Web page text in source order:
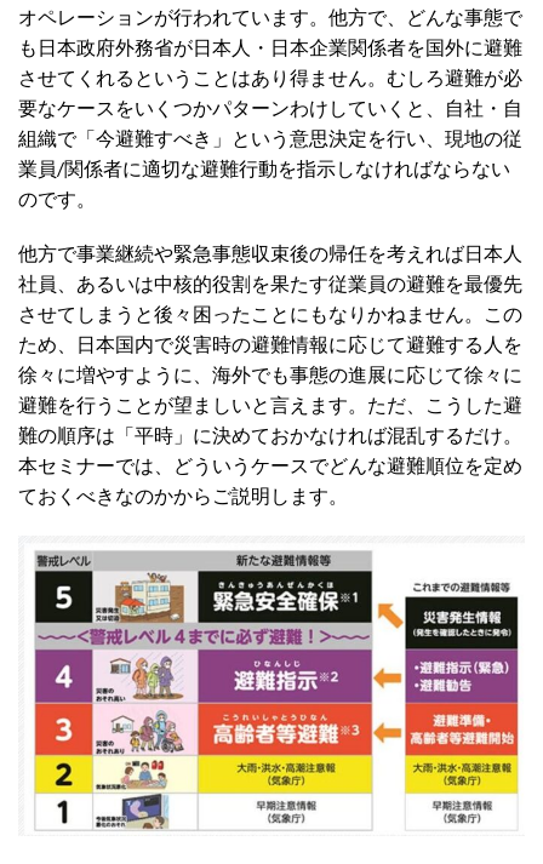
オペレーションが行われています。他方で、どんな事態で
も日本政府外務省が日本人・日本企業関係者を国外に避難
させてくれるということはあり得ません。むしろ避難が必
要なケースをいくつかパターンわけしていくと、自社・自
組織で「今避難すべき」という意思決定を行い、現地の従
業員/関係者に適切な避難行動を指示しなければならない
のです。
他方で事業継続や緊急事態収束後の帰任を考えれば日本人
社員、あるいは中核的役割を果たす従業員の避難を最優先
させてしまうと後々困ったことにもなりかねません。この
ため、日本国内で災害時の避難情報に応じて避難する人を
徐々に増やすように、海外でも事態の進展に応じて徐々に
避難を行うことが望ましいと言えます。ただ、こうした避
難の順序は「平時」に決めておかなければ混乱するだけ。
本セミナーでは、どういうケースでどんな避難順位を定め
ておくべきなのかからご説明します。